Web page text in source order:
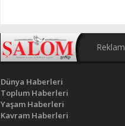
Reklam
Dünya Haberleri
Toplum Haberleri
Yaşam Haberleri
Kavram Haberleri